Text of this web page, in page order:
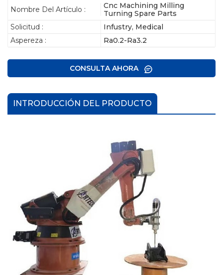
Nombre Del Artículo :
Cnc Machining Milling
Turning Spare Parts
Solicitud :
Infustry, Medical
Aspereza :
Ra0.2-Ra3.2
CONSULTA AHORA
INTRODUCCIÓN DEL PRODUCTO